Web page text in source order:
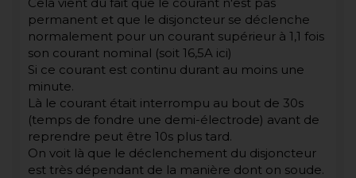
permanent et que le disjoncteur se déclenche
normalement pour un courant supérieur à 1,1 fois
son courant nominal (soit 16,5A ici)
Si ce courant est continu durant au moins une
minute.
Là le courant était interrompu au bout de 30s
(temps de fondre une demi-électrode) avant de
reprendre peut être 10s plus tard.
On voit là que le déclenchement du disjoncteur
est très dépendant de la manière dont on soude.